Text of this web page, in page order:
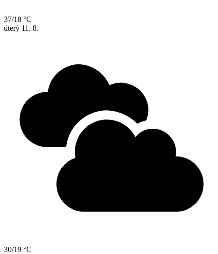
37/18 °C
úterý 11. 8.
30/19 °C